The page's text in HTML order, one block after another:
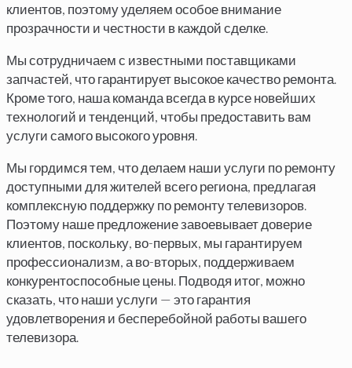
клиентов, поэтому уделяем особое внимание
прозрачности и честности в каждой сделке.
Мы сотрудничаем с известными поставщиками
запчастей, что гарантирует высокое качество ремонта.
Кроме того, наша команда всегда в курсе новейших
технологий и тенденций, чтобы предоставить вам
услуги самого высокого уровня.
Мы гордимся тем, что делаем наши услуги по ремонту
доступными для жителей всего региона, предлагая
комплексную поддержку по ремонту телевизоров.
Поэтому наше предложение завоевывает доверие
клиентов, поскольку, во-первых, мы гарантируем
профессионализм, а во-вторых, поддерживаем
конкурентоспособные цены. Подводя итог, можно
сказать, что наши услуги — это гарантия
удовлетворения и бесперебойной работы вашего
телевизора.